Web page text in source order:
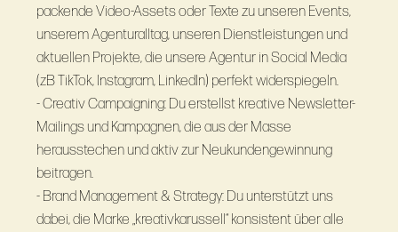
packende Video-Assets oder Texte zu unseren Events,
unserem Agenturalltag, unseren Dienstleistungen und
aktuellen Projekte, die unsere Agentur in Social Media
(zB TikTok, Instagram, LinkedIn) perfekt widerspiegeln.
- Creativ Campaigning: Du erstellst kreative Newsletter-
Mailings und Kampagnen, die aus der Masse
herausstechen und aktiv zur Neukundengewinnung
beitragen.
- Brand Management & Strategy: Du unterstützt uns
dabei, die Marke „kreativkarussell“ konsistent über alle